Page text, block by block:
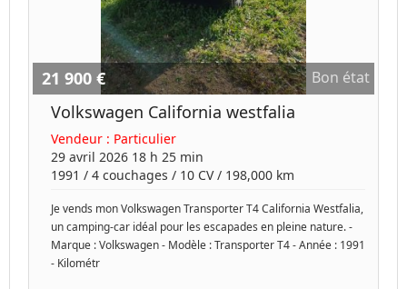
21 900 € Bon état
Volkswagen California westfalia
Vendeur : Particulier
29 avril 2026 18 h 25 min
1991 / 4 couchages / 10 CV / 198,000 km
Je vends mon Volkswagen Transporter T4 California Westfalia,
un camping-car idéal pour les escapades en pleine nature. -
Marque : Volkswagen - Modèle : Transporter T4 - Année : 1991
- Kilométr